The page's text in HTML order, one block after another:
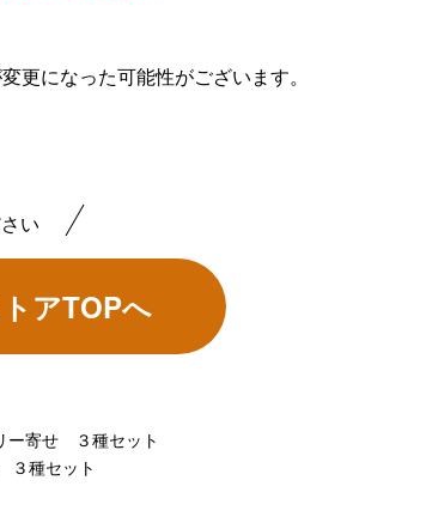
更になった可能性がございます。
い
アTOPへ
ー寄せ ３種セット
種セット